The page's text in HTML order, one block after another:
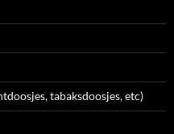
tabaksdoosjes, etc)